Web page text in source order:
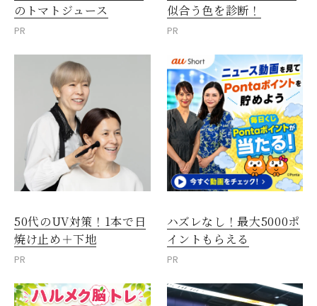
のトマトジュース
PR
似合う色を診断！
PR
50代のUV対策！1本で日
焼け止め＋下地
PR
ハズレなし！最大5000ポ
イントもらえる
PR